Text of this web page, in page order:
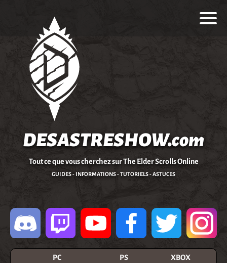
DESASTRESHOW.com
Tout ce que vous cherchez sur The Elder Scrolls Online
GUIDES - INFORMATIONS - TUTORIELS - ASTUCES
PC
PS
XBOX